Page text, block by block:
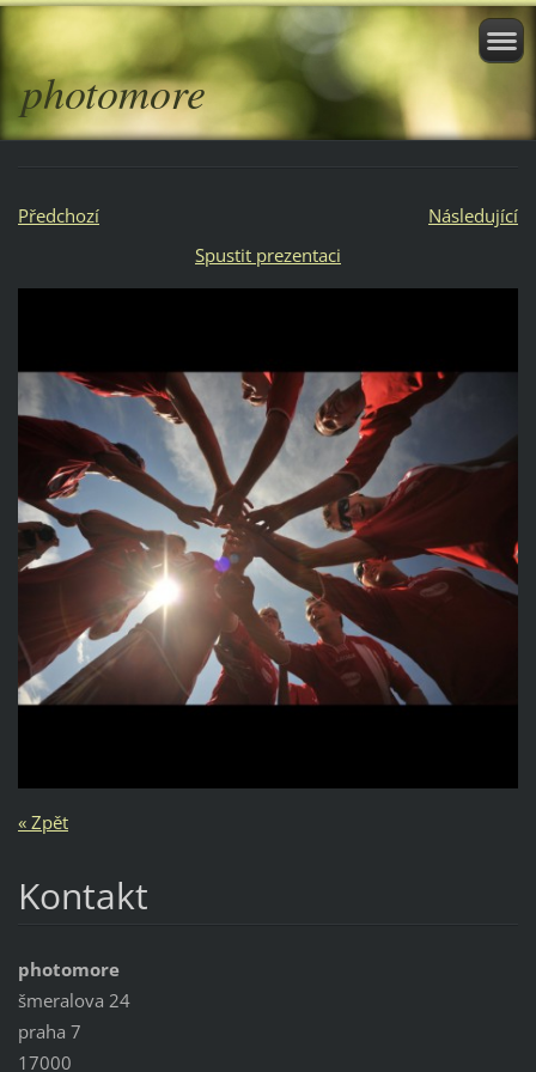
photomore
Předchozí
Následující
Spustit prezentaci
« Zpět
Kontakt
photomore
šmeralova 24
praha 7
17000